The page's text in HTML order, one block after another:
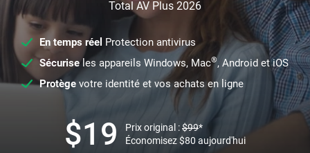
Total AV Plus 2026
En temps réel Protection antivirus
Sécuriseles appareils Windows, Mac®, Android et iOS
Protège votre identité et vos achats en ligne
$19 Prix original :$99*
Économisez$80 aujourd'hui